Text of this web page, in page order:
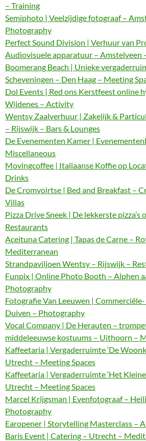
– Training
Semiphoto | Veelzijdige fotograaf –
Photography
Perfect Sound Division | Verhuur van
Audiovisuele apparatuur – Amstelveen
Boomerang Beach | Unieke
Scheveningen – Den Haag – Meeting
Dol Events | Red ons Kerstfeest online
Wijdenes – Activity
Wentsy Zaalverhuur | Zakelijk &
– Rijswijk – Bars & Lounges
De Evenementen Kamer |
Miscellaneous
Movingcoffee | Italiaanse Koffie op
Drinks
De Cromvoirtse | Bed and Breakfast –
Villas
Pizza Drive Sneek | De lekkerste pizza’s
Restaurants
Aceituna Catering | Tapas de Carne –
Mediterranean
Strandpaviljoen Wentsy – Rijswijk –
Funpix | Online Photo Booth – Alphen
Photography
Fotografie Van Leeuwen |
Duiven – Photography
Vocal Company | De Herauten –
middeleeuwse kostuums – Uithoorn –
Kaffeetaria | Vergaderruimte ‘De
Utrecht – Meeting Spaces
Kaffeetaria | Vergaderruimte ‘Het
Utrecht – Meeting Spaces
Marcel Krijgsman | Evenfotograaf –
Photography
Earopener | Storytelling Masterclass –
Baris Event | Catering – Utrecht –